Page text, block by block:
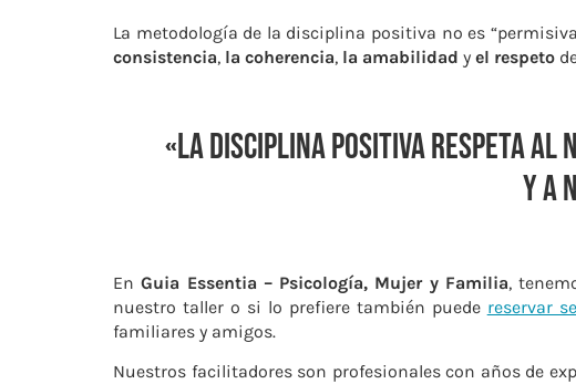
La metodología de la disciplina positiva no es
consistencia, la coherencia, la amabilidad y el respeto
«La Disciplina Positiva respeta al
y a
EnGuia Essentia – Psicología, Mujer y Familia,
nuestro taller o si lo prefiere también puede reservar
familiares y amigos.
Nuestros facilitadores son profesionales con años de